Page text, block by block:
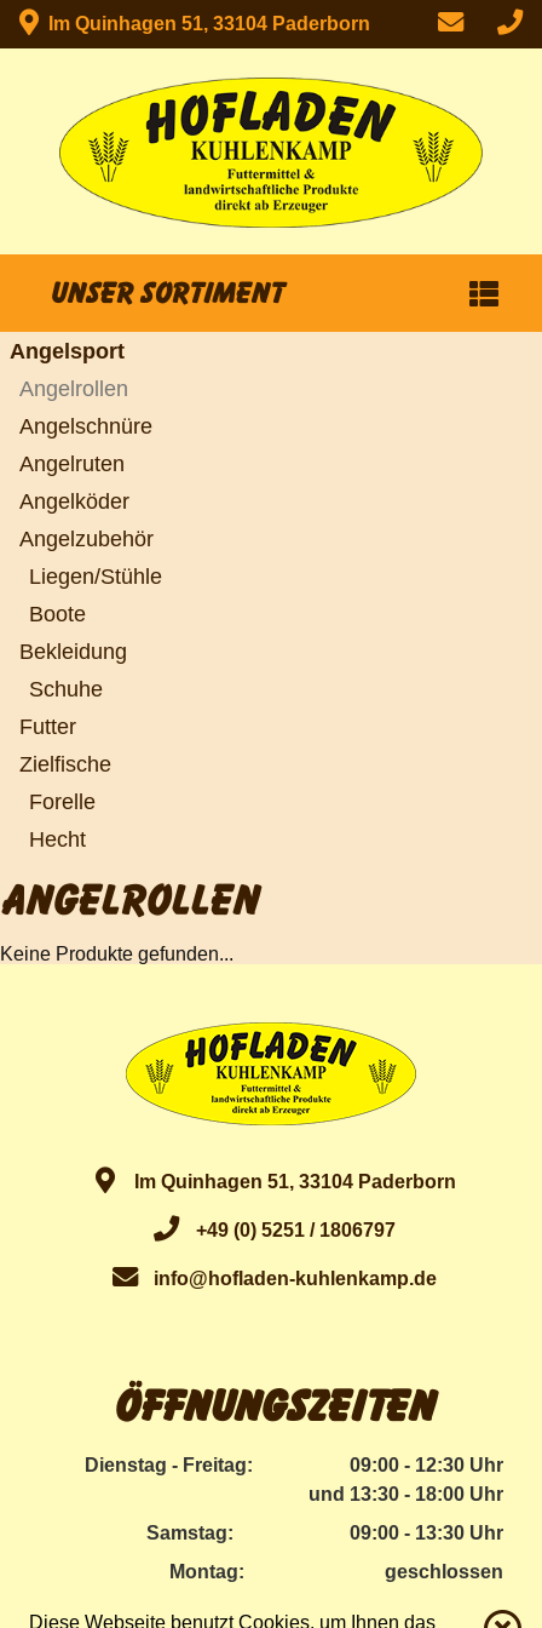
Im Quinhagen 51, 33104 Paderborn
Unser Sortiment
Angelsport
Angelrollen
Angelschnüre
Angelruten
Angelköder
Angelzubehör
Liegen/Stühle
Boote
Bekleidung
Schuhe
Futter
Zielfische
Forelle
Hecht
ANGELROLLEN
Keine Produkte gefunden...
Im Quinhagen 51, 33104 Paderborn
+49 (0) 5251 / 1806797
info@hofladen-kuhlenkamp.de
Öffnungszeiten
Dienstag - Freitag:
09:00 - 12:30 Uhr
und 13:30 - 18:00 Uhr
Samstag:
09:00 - 13:30 Uhr
Montag:
geschlossen
Diese Webseite benutzt Cookies, um Ihnen das